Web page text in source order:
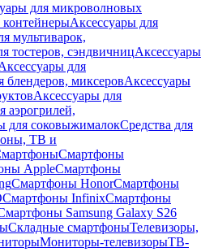
для микроволновых
Аксессуары для
мультиварок,
тостеров, сэндвичницАксессуары
для
блендеров, миксеровАксессуары
Аксессуары для
аэрогрилей,
для соковыжималокСредства для
ТВ и
Смартфоны
AppleСмартфоны
Смартфоны HonorСмартфоны
Смартфоны InfinixСмартфоны
Samsung Galaxy S26
Складные смартфоныТелевизоры,
Мониторы-телевизорыТВ-